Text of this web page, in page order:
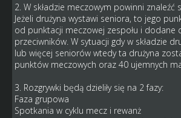
2. W składzie meczowym powinni znaleźć
Jeżeli drużyna wystawi seniora, to jego
od punktacji meczowej zespołu i dodane
przeciwników. W sytuacji gdy w składzie
lub więcej seniorów wtedy ta drużyna
punktów meczowych oraz 40 ujemnych
3. Rozgrywki będą dzieliły się na 2 fazy:
Faza grupowa
Spotkania w cyklu mecz i rewanż